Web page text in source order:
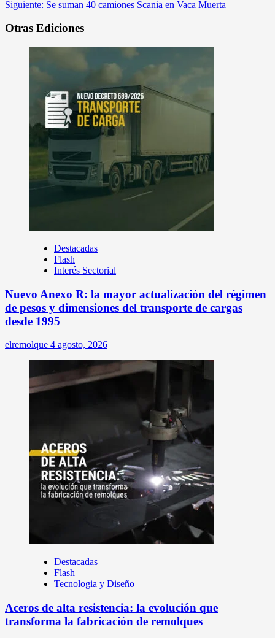
Siguiente: Se suman 40 camiones Scania en Vaca Muerta
Otras Ediciones
Destacadas
Flash
Interés Sectorial
Nuevo Anexo R: la mayor actualización del régimen
de pesos y dimensiones del transporte de cargas
desde 1995
elremolque 4 agosto, 2026
Destacadas
Flash
Tecnologia y Diseño
Aceros de alta resistencia: la evolución que
transforma la fabricación de remolques